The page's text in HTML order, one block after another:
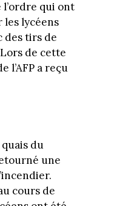
l’ordre qui ont
les lycéens
des tirs de
de cette
l’AFP a reçu
du
une
cours de